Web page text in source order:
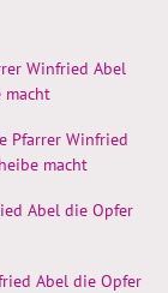
Winfried Abel
macht
Pfarrer Winfried
macht
Abel die Opfer
Abel die Opfer